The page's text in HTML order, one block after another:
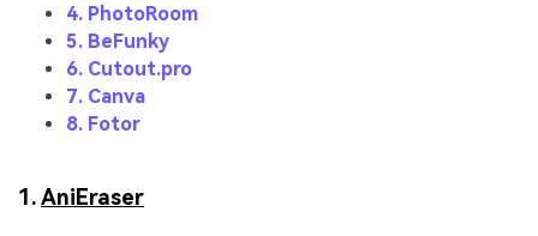
4. PhotoRoom
5. BeFunky
6. Cutout.pro
7. Canva
8. Fotor
1.AniEraser